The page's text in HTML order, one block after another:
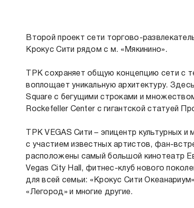
Второй проект сети торгово-
Крокус Сити рядом с м. «Мякинино».
ТРК сохраняет общую концепцию сети с
воплощает уникальную архитектуру.
Square с бегущими строками и
Rockefeller Center с гигантской статуей
ТРК VEGAS Сити – эпицентр культурных
с участием известных артистов, фан-
расположены самый большой кинотеатр
Vegas City Hall, фитнес-клуб нового
для всей семьи: «Крокус Сити
«Легород» и многие другие.